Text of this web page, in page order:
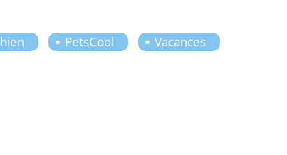
PetsCool Vacances